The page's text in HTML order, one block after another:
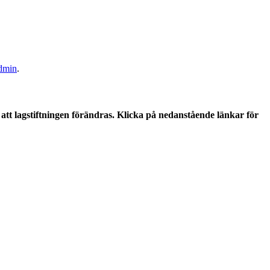
.
lagstiftningen förändras. Klicka på nedanstående länkar för